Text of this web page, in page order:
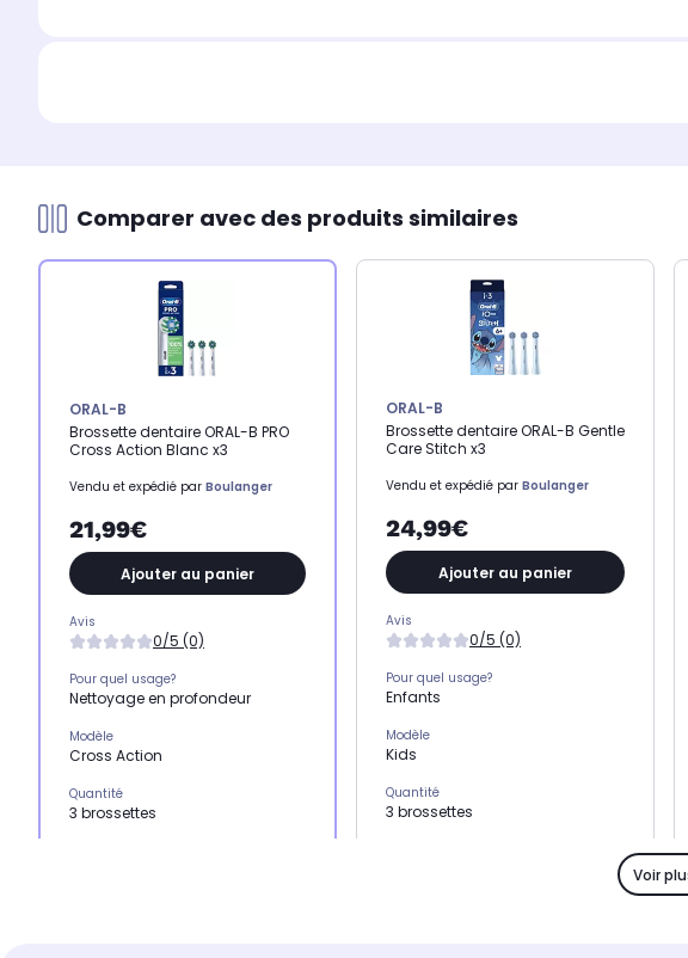
Comparer avec des produits similaires
ORAL-B
Brossette dentaire ORAL-B PRO
Cross Action Blanc x3
Vendu et expédié par Boulanger
21,99€
Ajouter au panier
Avis
0/5 (0)
Pour quel usage?
Nettoyage en profondeur
Modèle
Cross Action
Quantité
3 brossettes
ORAL-B
Brossette dentaire ORAL-B Gentle
Care Stitch x3
Vendu et expédié par Boulanger
24,99€
Ajouter au panier
Avis
0/5 (0)
Pour quel usage?
Enfants
Modèle
Kids
Quantité
3 brossettes
Voir